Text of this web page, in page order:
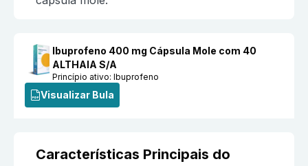
Ibuprofeno 400 mg Cápsula Mole com 40
ALTHAIA S/A
Princípio ativo:Ibuprofeno
Visualizar Bula
Características Principais do